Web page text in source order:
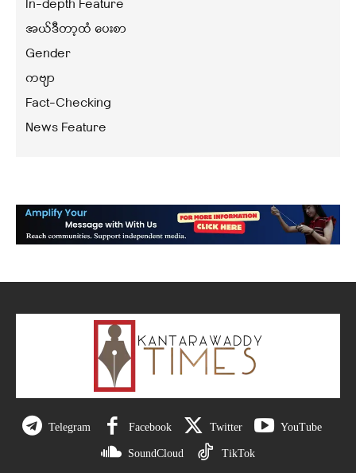
In-depth Feature
အယ်ဒီတာ့ထံ ပေးစာ
Gender
ကဗျာ
Fact-Checking
News Feature
Telegram Facebook Twitter YouTube
SoundCloud TikTok